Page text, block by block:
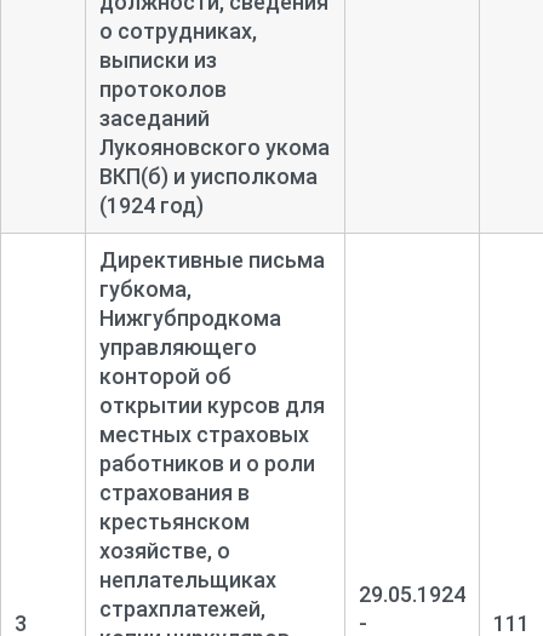
о сотрудниках,
выписки из
протоколов
заседаний
Лукояновского укома
ВКП(б) и уисполкома
(1924 год)
3
Директивные письма
губкома,
Нижгубпродкома
управляющего
конторой об
открытии курсов для
местных страховых
работников и о роли
страхования в
крестьянском
хозяйстве, о
неплательщиках
страхплатежей,
29.05.1924
-
111